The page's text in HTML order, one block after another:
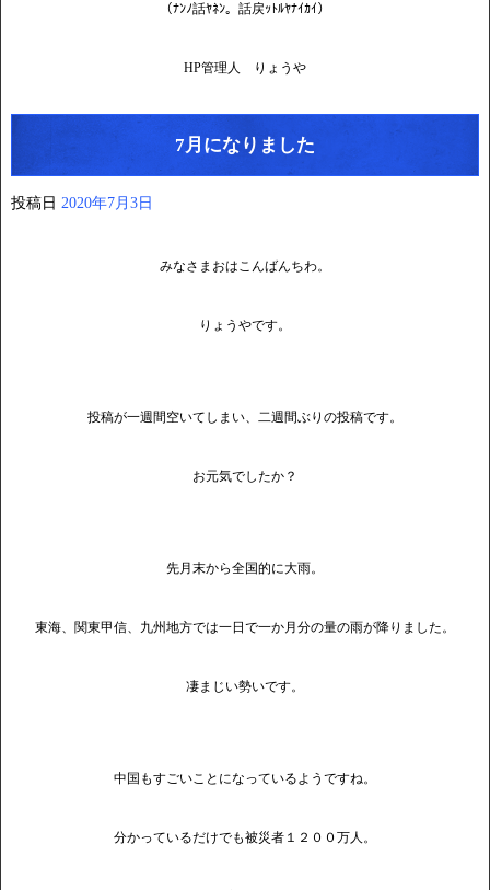
（ﾅﾝﾉ話ﾔﾈﾝ。話戻ｯﾄﾙﾔﾅｲｶｲ）
HP管理人 りょうや
7月になりました
投稿日 2020年7月3日
みなさまおはこんばんちわ。
りょうやです。
投稿が一週間空いてしまい、二週間ぶりの投稿です。
お元気でしたか？
先月末から全国的に大雨。
東海、関東甲信、九州地方では一日で一か月分の量の雨が降りました。
凄まじい勢いです。
中国もすごいことになっているようですね。
分かっているだけでも被災者１２００万人。